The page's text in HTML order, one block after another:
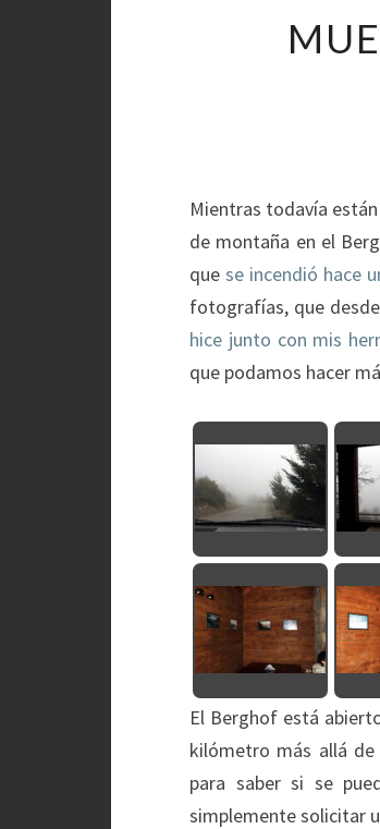
Mientras todavía están
de montaña en el
quese incendió hace
fotografías, que
hice junto con mis
que podamos hacer
El Berghof está
kilómetro más allá de
para saber si se
simplemente solicitar